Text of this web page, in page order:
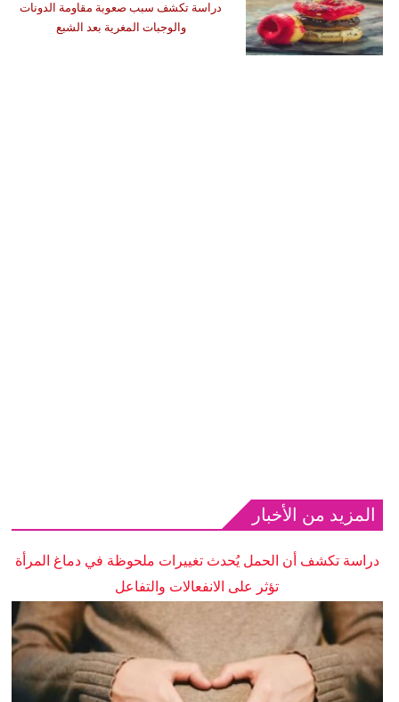
دراسة تكشف سبب صعوبة مقاومة الدونات
والوجبات المغرية بعد الشبع
المزيد من الأخبار
دراسة تكشف أن الحمل يُحدث تغييرات ملحوظة في دماغ المرأة
تؤثر على الانفعالات والتفاعل